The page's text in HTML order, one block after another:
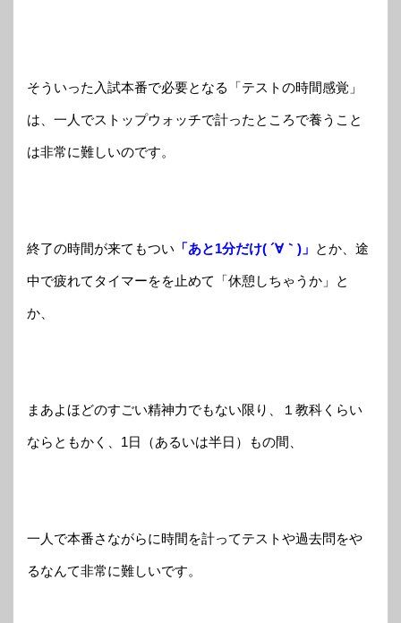
そういった入試本番で必要となる「テストの時間感覚」
は、一人でストップウォッチで計ったところで養うこと
は非常に難しいのです。
終了の時間が来てもつい 「あと1分だけ( ´∀｀)」 とか、途
中で疲れてタイマーをを止めて「休憩しちゃうか」と
か、
まあよほどのすごい精神力でもない限り、１教科くらい
ならともかく、1日（あるいは半日）もの間、
一人で本番さながらに時間を計ってテストや過去問をや
るなんて非常に難しいです。